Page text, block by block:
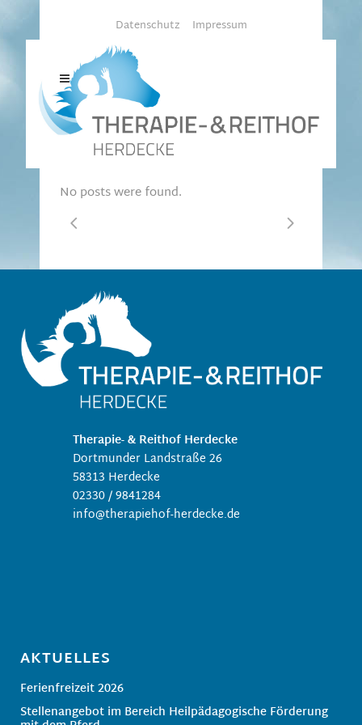
Datenschutz Impressum
THERAPIE- & REITHOF-HERDECKE /
No posts were found.
Therapie- & Reithof Herdecke
Dortmunder Landstraße 26
58313 Herdecke
02330 / 9841284
info@therapiehof-herdecke.de
AKTUELLES
Ferienfreizeit 2026
Stellenangebot im Bereich Heilpädagogische Förderung